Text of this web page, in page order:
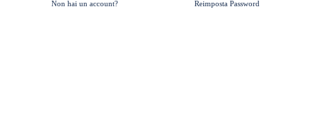
Non hai un account? Reimposta Password